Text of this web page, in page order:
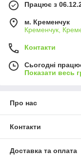
Працює з
м. Кременчук
Кременчук,
Контакти
Сьогодні
Показати весь
Про нас
Контакти
Доставка та оплата